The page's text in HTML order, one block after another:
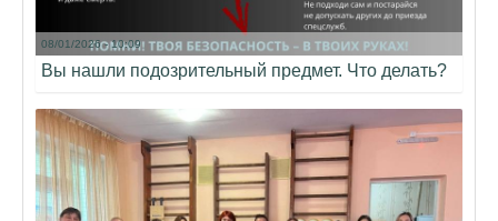
08/01/2026 - 10:09
Вы нашли подозрительный предмет. Что делать?